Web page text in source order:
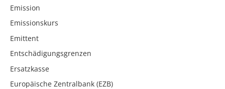
Emission
Emissionskurs
Emittent
Entschädigungsgrenzen
Ersatzkasse
Europäische Zentralbank (EZB)